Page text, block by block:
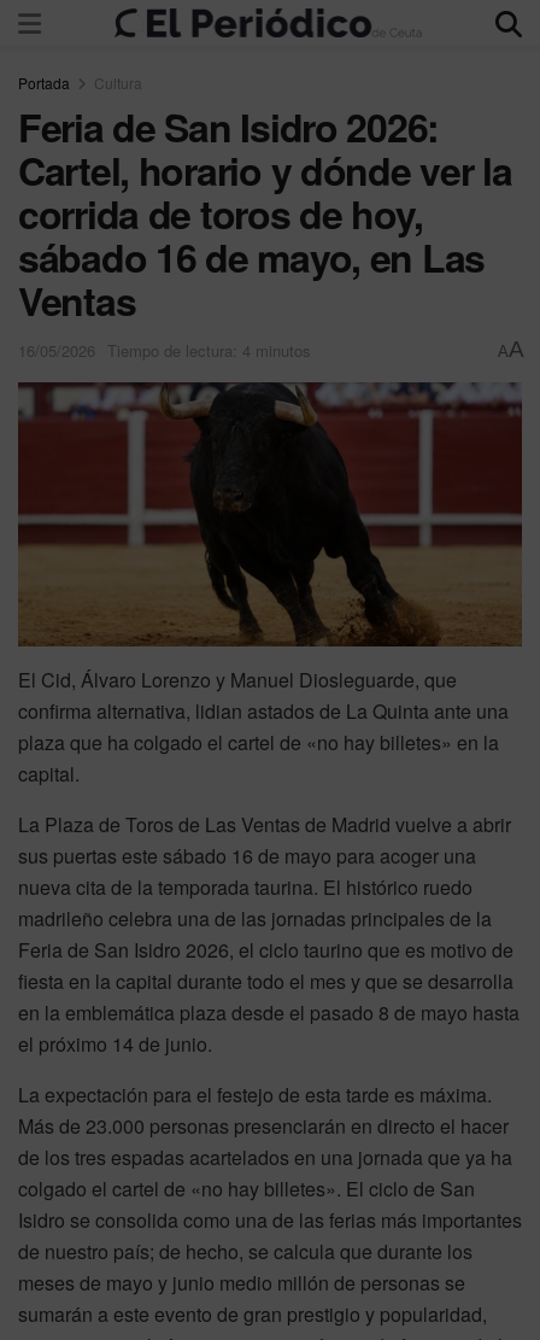
Portada Cultura
Feria de San Isidro 2026:
Cartel, horario y dónde ver la
corrida de toros de hoy,
sábado 16 de mayo, en Las
Ventas
16/05/2026 Tiempo de lectura: 4 minutos AA
El Cid, Álvaro Lorenzo y Manuel Diosleguarde, que
confirma alternativa, lidian astados de La Quinta ante una
plaza que ha colgado el cartel de «no hay billetes» en la
capital.
La Plaza de Toros de Las Ventas de Madrid vuelve a abrir
sus puertas este sábado 16 de mayo para acoger una
nueva cita de la temporada taurina. El histórico ruedo
madrileño celebra una de las jornadas principales de la
Feria de San Isidro 2026, el ciclo taurino que es motivo de
fiesta en la capital durante todo el mes y que se desarrolla
en la emblemática plaza desde el pasado 8 de mayo hasta
el próximo 14 de junio.
La expectación para el festejo de esta tarde es máxima.
Más de 23.000 personas presenciarán en directo el hacer
de los tres espadas acartelados en una jornada que ya ha
colgado el cartel de «no hay billetes». El ciclo de San
Isidro se consolida como una de las ferias más importantes
de nuestro país; de hecho, se calcula que durante los
meses de mayo y junio medio millón de personas se
sumarán a este evento de gran prestigio y popularidad,